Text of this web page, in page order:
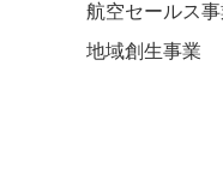
航空セールス事
地域創生事業